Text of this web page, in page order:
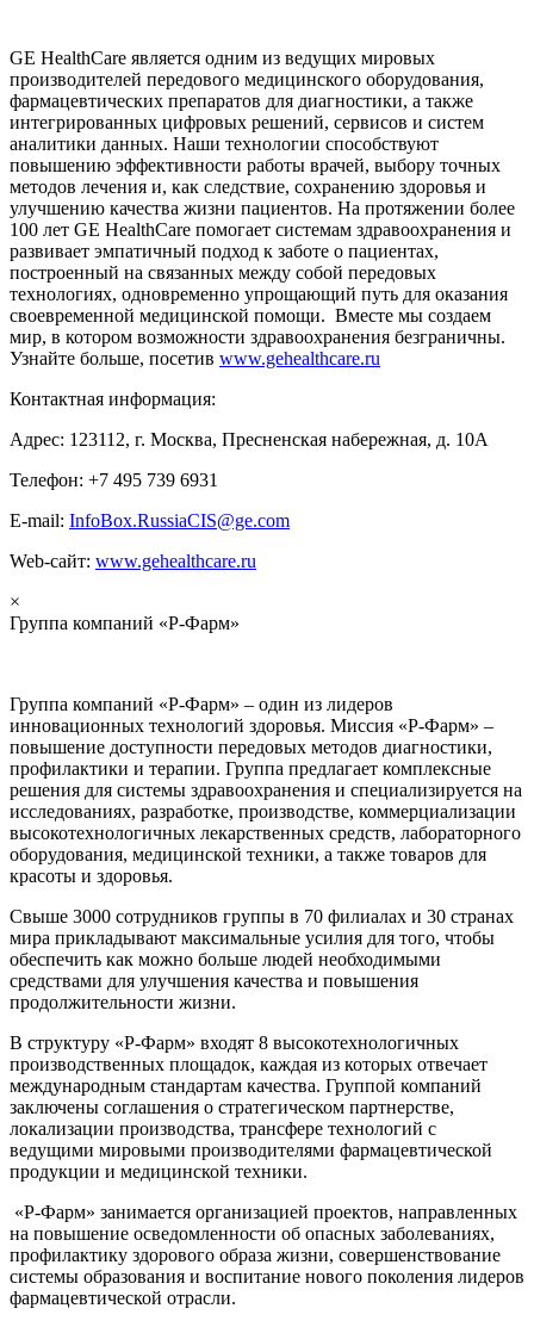
GE HealthCare является одним из ведущих мировых
производителей передового медицинского оборудования,
фармацевтических препаратов для диагностики, а также
интегрированных цифровых решений, сервисов и систем
аналитики данных. Наши технологии способствуют
повышению эффективности работы врачей, выбору точных
методов лечения и, как следствие, сохранению здоровья и
улучшению качества жизни пациентов. На протяжении более
100 лет GE HealthCare помогает системам здравоохранения и
развивает эмпатичный подход к заботе о пациентах,
построенный на связанных между собой передовых
технологиях, одновременно упрощающий путь для оказания
своевременной медицинской помощи. Вместе мы создаем
мир, в котором возможности здравоохранения безграничны.
Узнайте больше, посетив www.gehealthcare.ru
Контактная информация:
Адрес: 123112, г. Москва, Пресненская набережная, д. 10А
Телефон: +7 495 739 6931
E-mail: InfoBox.RussiaCIS@ge.com
Web-сайт: www.gehealthcare.ru
×
Группа компаний «Р-Фарм»
Группа компаний «Р-Фарм» – один из лидеров
инновационных технологий здоровья. Миссия «Р-Фарм» –
повышение доступности передовых методов диагностики,
профилактики и терапии. Группа предлагает комплексные
решения для системы здравоохранения и специализируется на
исследованиях, разработке, производстве, коммерциализации
высокотехнологичных лекарственных средств, лабораторного
оборудования, медицинской техники, а также товаров для
красоты и здоровья.
Свыше 3000 сотрудников группы в 70 филиалах и 30 странах
мира прикладывают максимальные усилия для того, чтобы
обеспечить как можно больше людей необходимыми
средствами для улучшения качества и повышения
продолжительности жизни.
В структуру «Р-Фарм» входят 8 высокотехнологичных
производственных площадок, каждая из которых отвечает
международным стандартам качества. Группой компаний
заключены соглашения о стратегическом партнерстве,
локализации производства, трансфере технологий с
ведущими мировыми производителями фармацевтической
продукции и медицинской техники.
«Р-Фарм» занимается организацией проектов, направленных
на повышение осведомленности об опасных заболеваниях,
профилактику здорового образа жизни, совершенствование
системы образования и воспитание нового поколения лидеров
фармацевтической отрасли.